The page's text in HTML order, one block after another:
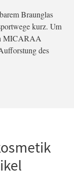
Braunglas
kurz. Um
MICARAA
des